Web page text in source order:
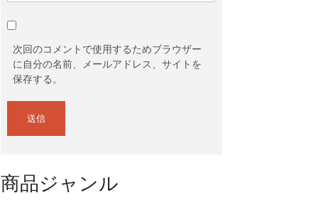
次回のコメントで使用するためブラウザー
に自分の名前、メールアドレス、サイトを
保存する。
商品ジャンル